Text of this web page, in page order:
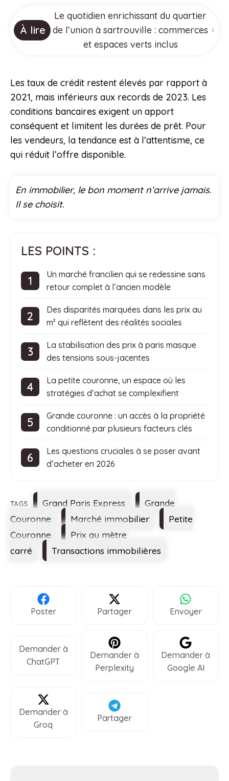
À lire
Le quotidien enrichissant du quartier
de l’union à sartrouville : commerces
et espaces verts inclus
Les taux de crédit restent élevés par rapport à
2021, mais inférieurs aux records de 2023. Les
conditions bancaires exigent un apport
conséquent et limitent les durées de prêt. Pour
les vendeurs, la tendance est à l’attentisme, ce
qui réduit l’offre disponible.
En immobilier, le bon moment n’arrive jamais.
Il se choisit.
LES POINTS :
Un marché francilien qui se redessine sans
retour complet à l’ancien modèle
Des disparités marquées dans les prix au
m² qui reflètent des réalités sociales
La stabilisation des prix à paris masque
des tensions sous-jacentes
La petite couronne, un espace où les
stratégies d’achat se complexifient
Grande couronne : un accès à la propriété
conditionné par plusieurs facteurs clés
Les questions cruciales à se poser avant
d’acheter en 2026
Étiquettes
Grand Paris Express
Grande
Couronne
Marché immobilier
Petite
Couronne
Prix au mètre
carré
Transactions immobilières
Poster Partager Envoyer
Demander à
ChatGPT
Demander à
Perplexity
Demander à
Google AI
Demander à
Groq
Partager